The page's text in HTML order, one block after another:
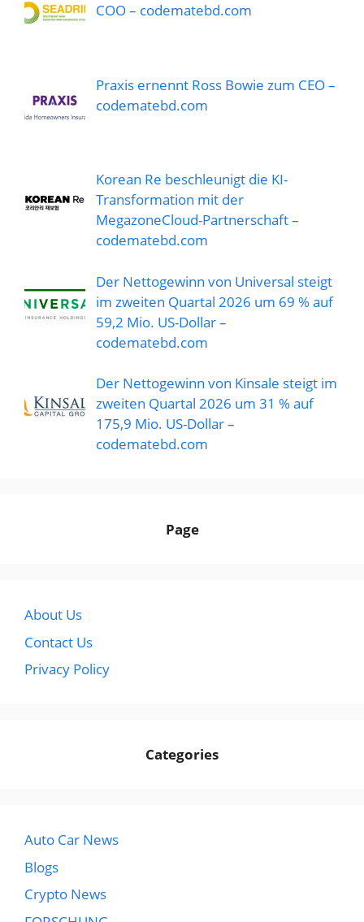
COO – codematebd.com
Praxis ernennt Ross Bowie zum CEO –
codematebd.com
Korean Re beschleunigt die KI-
Transformation mit der
MegazoneCloud-Partnerschaft –
codematebd.com
Der Nettogewinn von Universal steigt
im zweiten Quartal 2026 um 69 % auf
59,2 Mio. US-Dollar –
codematebd.com
Der Nettogewinn von Kinsale steigt im
zweiten Quartal 2026 um 31 % auf
175,9 Mio. US-Dollar –
codematebd.com
Page
About Us
Contact Us
Privacy Policy
Categories
Auto Car News
Blogs
Crypto News